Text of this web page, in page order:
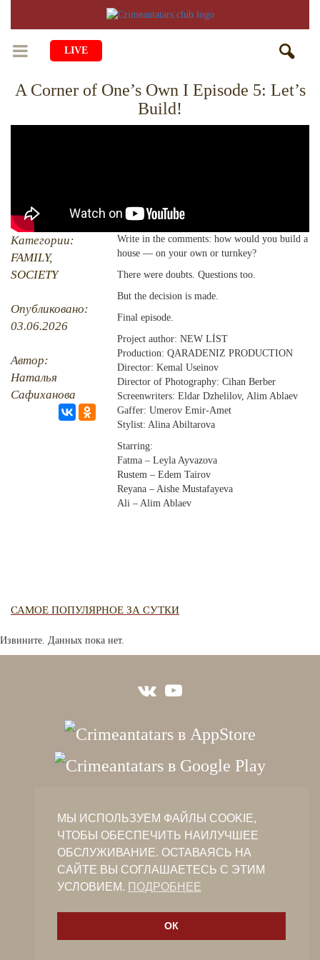
LIVE
HOME
PEOPLE
SOCIETY
LITERATURE
MUSIC
HISTORY
COMING BACK
DISAPPEARED VILLAGES
HERITAGE
PHOTO ARCHAIVE
THE DATE
RELIGION
CRIMEAN MOSQUES
STUDIING ISLAM
COOKING
RU EN CRH
A Corner of One’s Own I Episode 5: Let’s
Build!
Категории:
FAMILY,
SOCIETY
Опубликовано:
03.06.2026
Автор:
Наталья
Сафиханова
Write in the comments: how would you build a
house — on your own or turnkey?
There were doubts. Questions too.
But the decision is made.
Final episode.
Project author: NEW LİST
Production: QARADENIZ PRODUCTION
Director: Kemal Useinov
Director of Photography: Cihan Berber
Screenwriters: Eldar Dzhelilov, Alim Ablaev
Gaffer: Umerov Emir-Amet
Stylist: Alina Abiltarova
Starring:
Fatma – Leyla Ayvazova
Rustem – Edem Tairov
Reyana – Aishe Mustafayeva
Ali – Alim Ablaev
САМОЕ ПОПУЛЯРНОЕ ЗА СУТКИ
Извините. Данных пока нет.
+7 (978) 208-56-55
Участие в проекте Khalide Fashion
Участие в проекте Сanli Ses
Участие в крымскотатарской книжной ярмарке
© 2019. CRIMEANTATARS.CLUB
МЫ ИСПОЛЬЗУЕМ ФАЙЛЫ COOKIE,
ЧТОБЫ ОБЕСПЕЧИТЬ НАИЛУЧШЕЕ
ОБСЛУЖИВАНИЕ. ОСТАВАЯСЬ НА
САЙТЕ ВЫ СОГЛАШАЕТЕСЬ С ЭТИМ
УСЛОВИЕМ. ПОДРОБНЕЕ
ОК